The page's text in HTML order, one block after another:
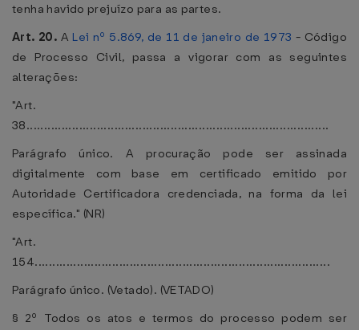
tenha havido prejuízo para as partes.
Art. 20. A Lei nº 5.869, de 11 de janeiro de 1973 - Código
de Processo Civil, passa a vigorar com as seguintes
alterações:
"Art.
38......................................................................................
Parágrafo único. A procuração pode ser assinada
digitalmente com base em certificado emitido por
Autoridade Certificadora credenciada, na forma da lei
específica." (NR)
"Art.
154....................................................................................
Parágrafo único. (Vetado). (VETADO)
§ 2º Todos os atos e termos do processo podem ser